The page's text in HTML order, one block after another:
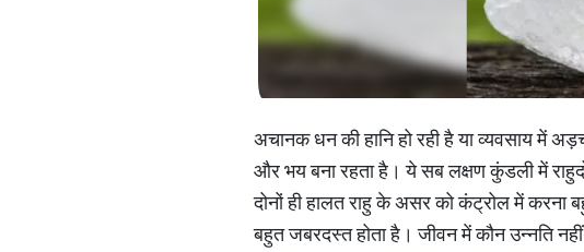
अचानक धन की हानि हो रही है या व्यवसाय में
और भय बना रहता है। ये सब लक्षण कुंडली में
दोनों ही हालत राहु के असर को कंट्रोल में करना
बहुत जबरदस्त होता है। जीवन में कौन उन्नति